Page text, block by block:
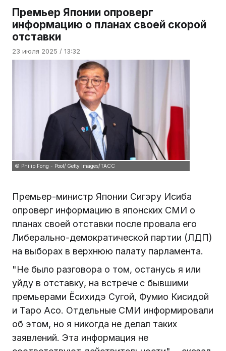
Премьер Японии опроверг
информацию о планах своей скорой
отставки
23 июля 2025 / 13:32
© Philip Fong - Pool/ Getty Images/ТАСС
Премьер-министр Японии Сигэру Исиба
опроверг информацию в японских СМИ о
планах своей отставки после провала его
Либерально-демократической партии (ЛДП)
на выборах в верхнюю палату парламента.
"Не было разговора о том, останусь я или
уйду в отставку, на встрече с бывшими
премьерами Ёсихидэ Сугой, Фумио Кисидой
и Таро Асо. Отдельные СМИ информировали
об этом, но я никогда не делал таких
заявлений. Эта информация не